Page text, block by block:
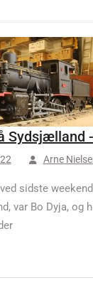
Sydsjælland
Arne
sidste
var Bo Dyja, og